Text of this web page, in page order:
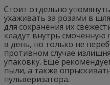
Стоит отдельно
ухаживать за розами в
для сохранения их
кладут внутрь смоченную
в день, но только не
противном случае
упаковку. Еще
пыли, а также
пульверизатора.